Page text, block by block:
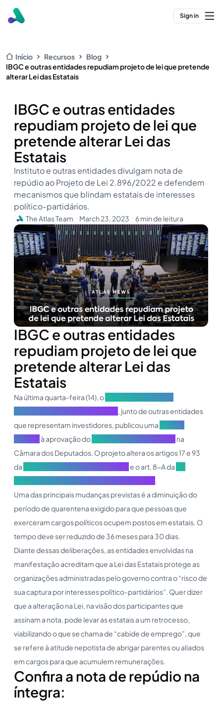
Sign in
Início Recursos
Blog
IBGC e outras entidades repudiam projeto de lei que pretende
alterar Lei das Estatais
IBGC e outras entidades
repudiam projeto de lei que
pretende alterar Lei das
Estatais
Instituto e outras entidades divulgam nota de
repúdio ao Projeto de Lei 2.896/2022 e defendem
mecanismos que blindam estatais de interesses
político-partidários.
The Atlas Team ・ March 23, 2023 ・ 6 min de leitura
IBGC e outras entidades
repudiam projeto de lei que
pretende alterar Lei das
Estatais
Na última quarta-feira (14), o
, junto de outras entidades
que representam investidores, publicou uma
à aprovação do
na
Câmara dos Deputados. O projeto altera os artigos 17 e 93
da
e o art. 8-A da
.
Uma das principais mudanças previstas é a diminuição do
período de quarentena exigido para que pessoas que
exerceram cargos políticos ocupem postos em estatais. O
tempo deve ser reduzido de 36 meses para 30 dias.
Diante dessas deliberações, as entidades envolvidas na
manifestação acreditam que a Lei das Estatais protege as
organizações administradas pelo governo contra o “risco de
sua captura por interesses político-partidários”. Quer dizer
que a alteração na Lei, na visão dos participantes que
assinam a nota, pode levar as estatais a um retrocesso,
viabilizando o que se chama de “cabide de emprego”, que
se refere à atitude nepotista de abrigar parentes ou aliados
em cargos para que acumulem remunerações.
Confira a nota de repúdio na
íntegra: